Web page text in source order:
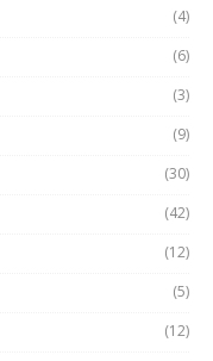
(4)
(6)
(3)
(9)
(30)
(42)
(12)
(5)
(12)